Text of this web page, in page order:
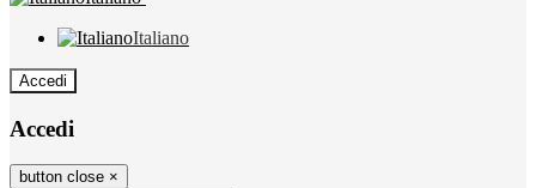
Italiano
Accedi
Accedi
button close ×